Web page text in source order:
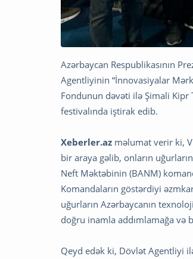
Azərbaycan Respublikasının
Agentliyinin “İnnovasiyalar
Fondunun dəvəti ilə Şimali Kipr
festivalında iştirak edib.
Xeberler.az məlumat verir ki,
bir araya gəlib, onların
Neft Məktəbinin (BANM)
Komandaların göstərdiyi
uğurların Azərbaycanın
doğru inamla addımlamağa və
Qeyd edək ki, Dövlət Agentliyi